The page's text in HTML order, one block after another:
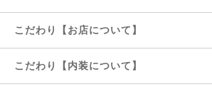
こだわり【お店について】
こだわり【内装について】